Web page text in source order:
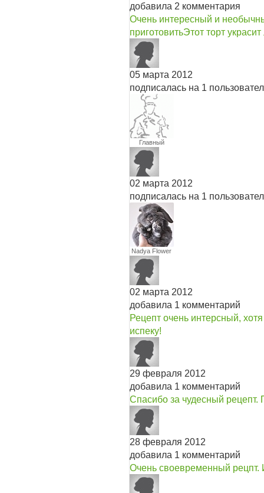
добавила 2 комментария
Очень интересный и
приготовитьЭтот торт
05 марта 2012
подписалась на 1
Главный
редактор
02 марта 2012
подписалась на 1
Nadya Flower
02 марта 2012
добавила 1 комментарий
Рецепт очень интерсный,
испеку!
29 февраля 2012
добавила 1 комментарий
Спасибо за чудесный рецепт.
28 февраля 2012
добавила 1 комментарий
Очень своевременный рецпт.